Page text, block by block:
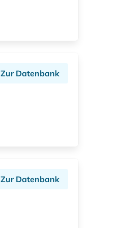
Zur Datenbank
Zur Datenbank